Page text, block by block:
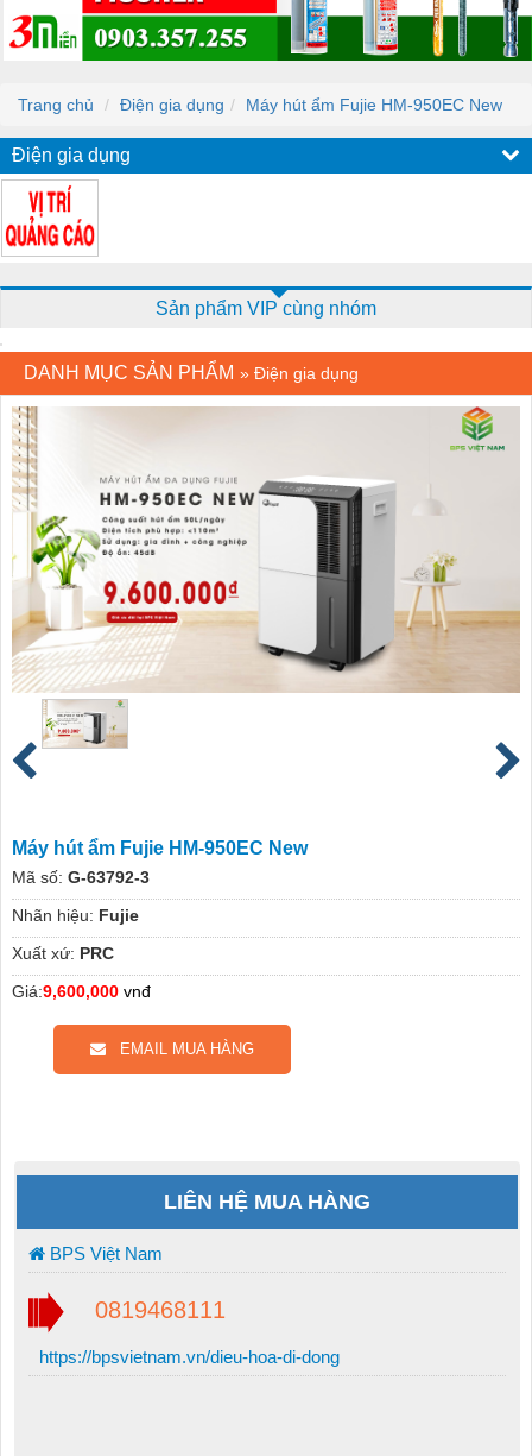
Trang chủ Điện gia dụng Máy hút ẩm Fujie HM-950EC New
Điện gia dụng
Sản phẩm VIP cùng nhóm
DANH MỤC SẢN PHẨM » Điện gia dụng
Máy hút ẩm Fujie HM-950EC New
Mã số: G-63792-3
Nhãn hiệu: Fujie
Xuất xứ: PRC
Giá:9,600,000 vnđ
EMAIL MUA HÀNG
LIÊN HỆ MUA HÀNG
BPS Việt Nam
0819468111
https://bpsvietnam.vn/dieu-hoa-di-dong